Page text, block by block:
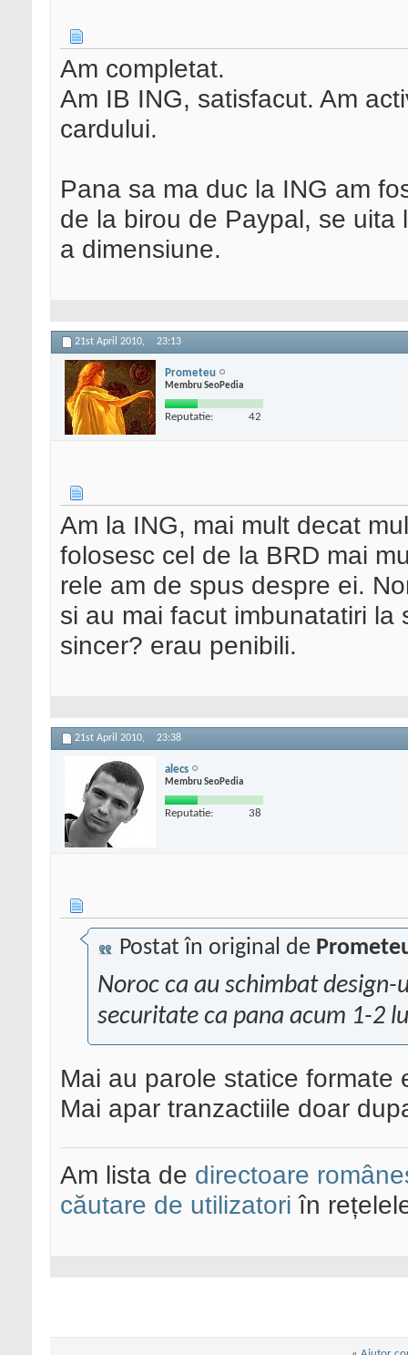
Am completat.
Am IB ING, satisfacut. Am
cardului.
Pana sa ma duc la ING am
de la birou de Paypal, se uita
a dimensiune.
21st April 2010, 23:13
Prometeu
Membru SeoPedia
Reputatie: 42
Am la ING, mai mult decat
folosesc cel de la BRD mai
rele am de spus despre ei.
si au mai facut imbunatatiri
sincer? erau penibili.
21st April 2010, 23:38
alecs
Membru SeoPedia
Reputatie: 38
Postat în original de
Noroc ca au schimbat
securitate ca pana acum 1-2
Mai au parole statice formate
Mai apar tranzactiile doar
Am lista de directoare
căutare de utilizatori în